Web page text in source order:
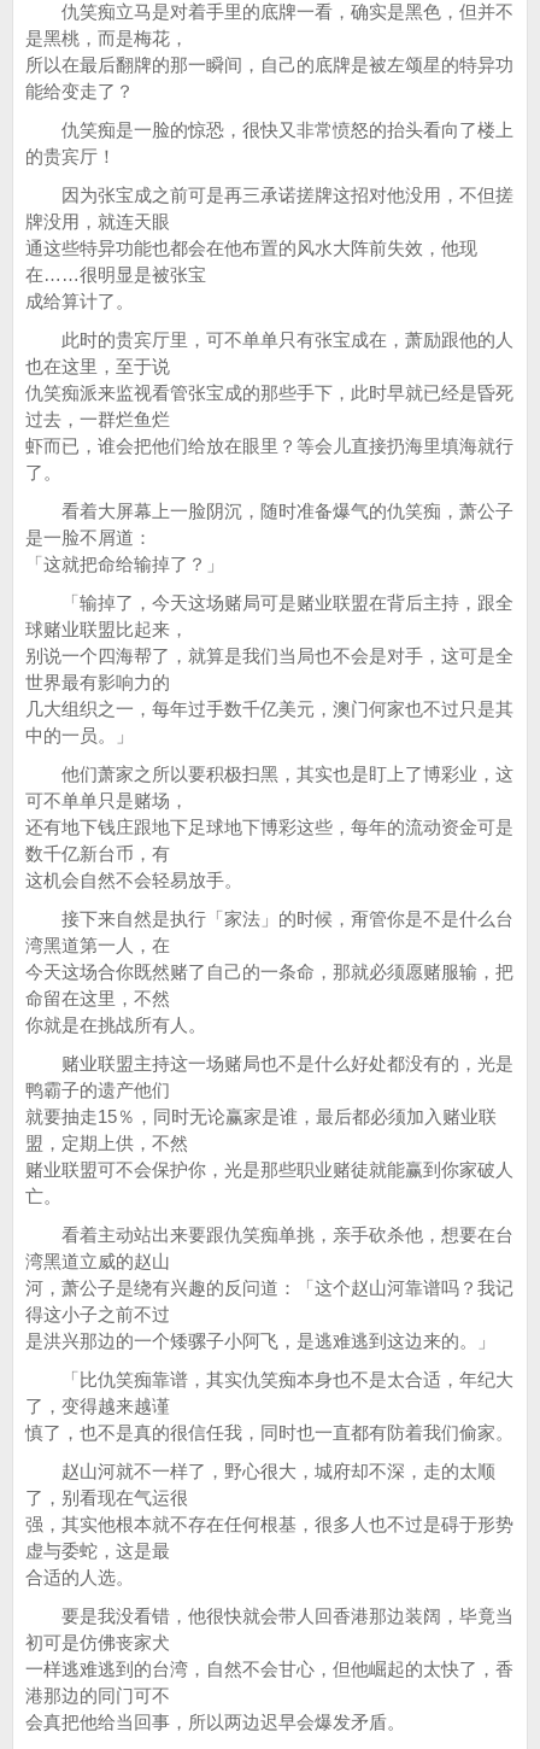
仇笑痴立马是对着手里的底牌一看，确实是黑色，但并不
是黑桃，而是梅花，
所以在最后翻牌的那一瞬间，自己的底牌是被左颂星的特异功
能给变走了？
仇笑痴是一脸的惊恐，很快又非常愤怒的抬头看向了楼上
的贵宾厅！
因为张宝成之前可是再三承诺搓牌这招对他没用，不但搓
牌没用，就连天眼
通这些特异功能也都会在他布置的风水大阵前失效，他现
在……很明显是被张宝
成给算计了。
此时的贵宾厅里，可不单单只有张宝成在，萧励跟他的人
也在这里，至于说
仇笑痴派来监视看管张宝成的那些手下，此时早就已经是昏死
过去，一群烂鱼烂
虾而已，谁会把他们给放在眼里？等会儿直接扔海里填海就行
了。
看着大屏幕上一脸阴沉，随时准备爆气的仇笑痴，萧公子
是一脸不屑道：
「这就把命给输掉了？」
「输掉了，今天这场赌局可是赌业联盟在背后主持，跟全
球赌业联盟比起来，
别说一个四海帮了，就算是我们当局也不会是对手，这可是全
世界最有影响力的
几大组织之一，每年过手数千亿美元，澳门何家也不过只是其
中的一员。」
他们萧家之所以要积极扫黑，其实也是盯上了博彩业，这
可不单单只是赌场，
还有地下钱庄跟地下足球地下博彩这些，每年的流动资金可是
数千亿新台币，有
这机会自然不会轻易放手。
接下来自然是执行「家法」的时候，甭管你是不是什么台
湾黑道第一人，在
今天这场合你既然赌了自己的一条命，那就必须愿赌服输，把
命留在这里，不然
你就是在挑战所有人。
赌业联盟主持这一场赌局也不是什么好处都没有的，光是
鸭霸子的遗产他们
就要抽走15％，同时无论赢家是谁，最后都必须加入赌业联
盟，定期上供，不然
赌业联盟可不会保护你，光是那些职业赌徒就能赢到你家破人
亡。
看着主动站出来要跟仇笑痴单挑，亲手砍杀他，想要在台
湾黑道立威的赵山
河，萧公子是绕有兴趣的反问道：「这个赵山河靠谱吗？我记
得这小子之前不过
是洪兴那边的一个矮骡子小阿飞，是逃难逃到这边来的。」
「比仇笑痴靠谱，其实仇笑痴本身也不是太合适，年纪大
了，变得越来越谨
慎了，也不是真的很信任我，同时也一直都有防着我们偷家。
赵山河就不一样了，野心很大，城府却不深，走的太顺
了，别看现在气运很
强，其实他根本就不存在任何根基，很多人也不过是碍于形势
虚与委蛇，这是最
合适的人选。
要是我没看错，他很快就会带人回香港那边装阔，毕竟当
初可是仿佛丧家犬
一样逃难逃到的台湾，自然不会甘心，但他崛起的太快了，香
港那边的同门可不
会真把他给当回事，所以两边迟早会爆发矛盾。